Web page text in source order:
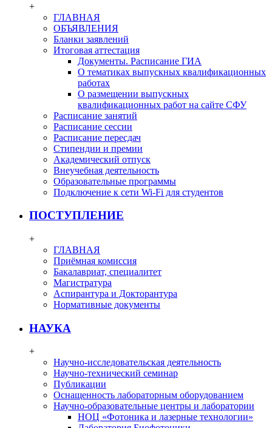
+
ГЛАВНАЯ
ОБЪЯВЛЕНИЯ
Бланки заявлений
Итоговая аттестация
Документы. Расписание ГИА
О тематиках выпускных квалификационных
работах
О размещении выпускных
квалификационных работ на сайте СФУ
Расписание занятий
Расписание сессии
Расписание пересдач
Стипендии и премии
Академический отпуск
Внеучебная деятельность
Образовательные программы
Подключение к сети Wi-Fi для студентов
ПОСТУПЛЕНИЕ
+
ГЛАВНАЯ
Приёмная комиссия
Бакалавриат, специалитет
Магистратура
Аспирантура и Докторантура
Нормативные документы
НАУКА
+
Научно-исследовательская деятельность
Научно-технический семинар
Публикации
Оснащенность лабораторным оборудованием
Научно-образовательные центры и лаборатории
НОЦ «Фотоника и лазерные технологии»